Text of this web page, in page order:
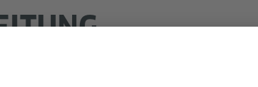
Sie sich in kurzer Zeit mit dem